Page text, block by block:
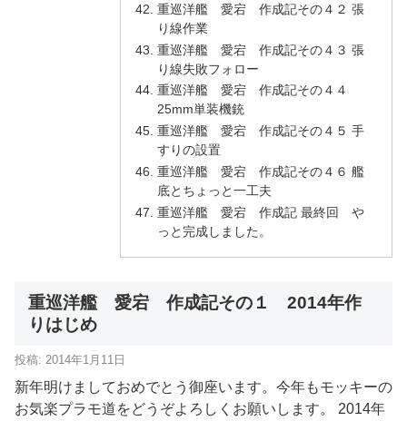
重巡洋艦 愛宕 作成記その４２ 張
り線作業
重巡洋艦 愛宕 作成記その４３ 張
り線失敗フォロー
重巡洋艦 愛宕 作成記その４４
25mm単装機銃
重巡洋艦 愛宕 作成記その４５ 手
すりの設置
重巡洋艦 愛宕 作成記その４６ 艦
底とちょっと一工夫
重巡洋艦 愛宕 作成記 最終回 や
っと完成しました。
重巡洋艦 愛宕 作成記その１ 2014年作
りはじめ
投稿: 2014年1月11日
新年明けましておめでとう御座います。今年もモッキーの
お気楽プラモ道をどうぞよろしくお願いします。 2014年